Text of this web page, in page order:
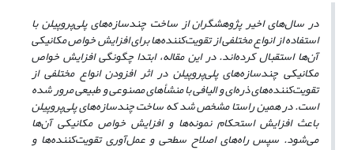
در سال‌های اخیر پژوهشگران از ساخت چندسازه‌‌های پلی‌پروپیلن با
استفاده از انواع مختلفی از تقویت‌کننده‌ها برای افزایش خواص مکانیکی
آن‌ها استقبال کرده‌اند. در این مقاله، ابتدا چگونگی افزایش خواص
مکانیکی چندسازه‌‌های پلی‌پروپیلن در اثر افزودن انواع مختلفی از
تقویت‌کننده‌های ذره‌ای و الیافی با منشأ‌های مصنوعی و طبیعی مرور شده
است. در همین راستا مشخص شد که ساخت چندسازه‌‌های پلی‌پروپیلن
باعث افزایش استحکام نمونه‌ها و افزایش خواص مکانیکی آن‌ها
می‌شود. سپس راه‌های اصلاح سطحی و عمل‌آوری تقویت‌کننده‌ها و